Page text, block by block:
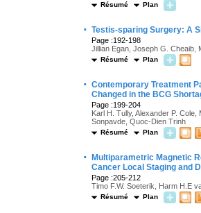
Résumé Plan
· Testis-sparing Surgery: A
Page :192-198
Jillian Egan, Joseph G. Cheaib,
Résumé Plan
· Contemporary Treatment
Changed in the BCG
Page :199-204
Karl H. Tully, Alexander P.
Sonpavde, Quoc-Dien Trinh
Résumé Plan
·
Multiparametric Magnetic
Cancer Local Staging and
Page :205-212
Timo F.W. Soeterik, Harm H.E
Résumé Plan